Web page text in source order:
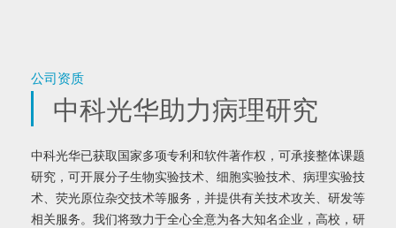
公司资质
中科光华助力病理研究
中科光华已获取国家多项专利和软件著作权，可承接整体课题
研究，可开展分子生物实验技术、细胞实验技术、病理实验技
术、荧光原位杂交技术等服务，并提供有关技术攻关、研发等
相关服务。我们将致力于全心全意为各大知名企业，高校，研